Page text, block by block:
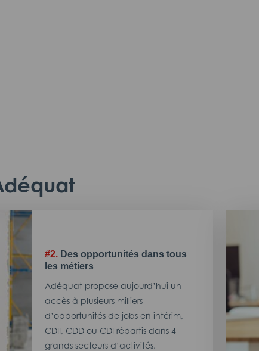
#2. Des opportunités dans tous
les métiers
Adéquat propose aujourd’hui un
accès à plusieurs milliers
d’opportunités de jobs en intérim,
CDII, CDD ou CDI répartis dans 4
grands secteurs d’activités.